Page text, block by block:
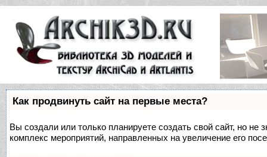
Как продвинуть сайт на первые места?
Вы создали или только планируете создать свой сайт, но не
комплекс мероприятий, направленных на увеличение его